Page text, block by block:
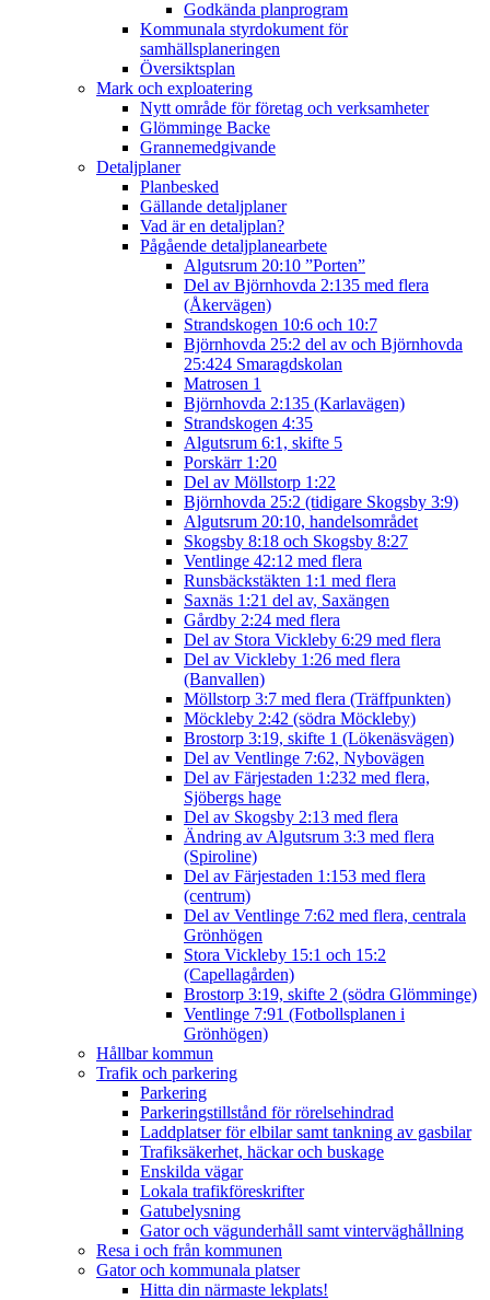
Godkända planprogram
Kommunala styrdokument för
samhällsplaneringen
Översiktsplan
Mark och exploatering
Nytt område för företag och verksamheter
Glömminge Backe
Grannemedgivande
Detaljplaner
Planbesked
Gällande detaljplaner
Vad är en detaljplan?
Pågående detaljplanearbete
Algutsrum 20:10 ”Porten”
Del av Björnhovda 2:135 med flera
(Åkervägen)
Strandskogen 10:6 och 10:7
Björnhovda 25:2 del av och Björnhovda
25:424 Smaragdskolan
Matrosen 1
Björnhovda 2:135 (Karlavägen)
Strandskogen 4:35
Algutsrum 6:1, skifte 5
Porskärr 1:20
Del av Möllstorp 1:22
Björnhovda 25:2 (tidigare Skogsby 3:9)
Algutsrum 20:10, handelsområdet
Skogsby 8:18 och Skogsby 8:27
Ventlinge 42:12 med flera
Runsbäckstäkten 1:1 med flera
Saxnäs 1:21 del av, Saxängen
Gårdby 2:24 med flera
Del av Stora Vickleby 6:29 med flera
Del av Vickleby 1:26 med flera
(Banvallen)
Möllstorp 3:7 med flera (Träffpunkten)
Möckleby 2:42 (södra Möckleby)
Brostorp 3:19, skifte 1 (Lökenäsvägen)
Del av Ventlinge 7:62, Nybovägen
Del av Färjestaden 1:232 med flera,
Sjöbergs hage
Del av Skogsby 2:13 med flera
Ändring av Algutsrum 3:3 med flera
(Spiroline)
Del av Färjestaden 1:153 med flera
(centrum)
Del av Ventlinge 7:62 med flera, centrala
Grönhögen
Stora Vickleby 15:1 och 15:2
(Capellagården)
Brostorp 3:19, skifte 2 (södra Glömminge)
Ventlinge 7:91 (Fotbollsplanen i
Grönhögen)
Hållbar kommun
Trafik och parkering
Parkering
Parkeringstillstånd för rörelsehindrad
Laddplatser för elbilar samt tankning av gasbilar
Trafiksäkerhet, häckar och buskage
Enskilda vägar
Lokala trafikföreskrifter
Gatubelysning
Gator och vägunderhåll samt vinterväghållning
Resa i och från kommunen
Gator och kommunala platser
Hitta din närmaste lekplats!